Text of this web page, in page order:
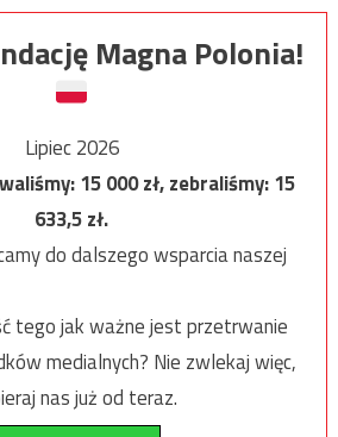
Magna Polonia!
Lipiec 2026
15 000zł, zebraliśmy:15
633,5zł.
do dalszego wsparcia naszej
tego jak ważne jest przetrwanie
medialnych? Nie zwlekaj więc,
nas już od teraz.